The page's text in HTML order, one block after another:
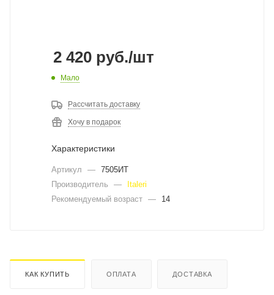
2 420 руб./шт
Мало
Рассчитать доставку
Хочу в подарок
Характеристики
Артикул — 7505ИТ
Производитель
—
Italeri
Рекомендуемый возраст — 14
КАК КУПИТЬ ОПЛАТА ДОСТАВКА